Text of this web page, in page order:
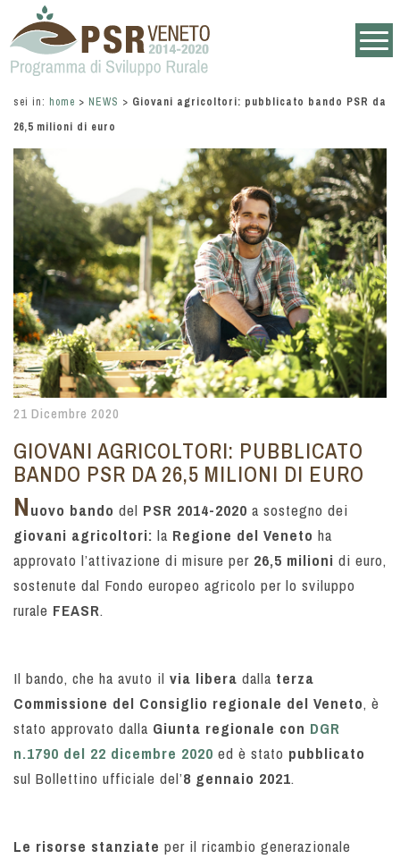
sei in: home > NEWS > Giovani agricoltori: pubblicato bando PSR da
26,5 milioni di euro
21 Dicembre 2020
GIOVANI AGRICOLTORI: PUBBLICATO
BANDO PSR DA 26,5 MILIONI DI EURO
Nuovo bando del PSR 2014-2020 a sostegno dei
giovani agricoltori: la Regione del Veneto ha
approvato l’attivazione di misure per 26,5 milioni di euro,
sostenute dal Fondo europeo agricolo per lo sviluppo
rurale FEASR.
Il bando, che ha avuto il via libera dalla terza
Commissione del Consiglio regionale del Veneto, è
stato approvato dalla Giunta regionale con DGR
n.1790 del 22 dicembre 2020 ed è stato pubblicato
sul Bollettino ufficiale del’8 gennaio 2021.
Le risorse stanziate per il ricambio generazionale